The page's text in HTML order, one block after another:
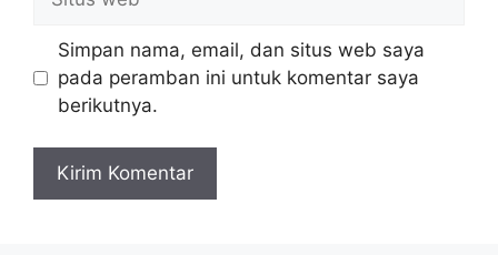
web
Simpan nama, email, dan situs web saya
pada peramban ini untuk komentar saya
berikutnya.